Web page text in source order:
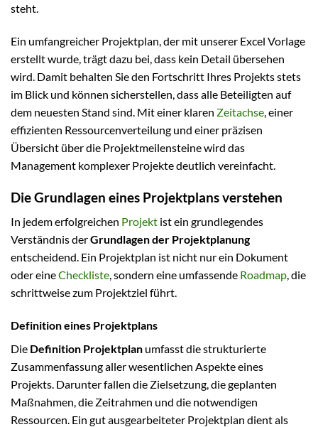
steht.
Ein umfangreicher Projektplan, der mit unserer Excel Vorlage
erstellt wurde, trägt dazu bei, dass kein Detail übersehen
wird. Damit behalten Sie den Fortschritt Ihres Projekts stets
im Blick und können sicherstellen, dass alle Beteiligten auf
dem neuesten Stand sind. Mit einer klaren Zeitachse , einer
effizienten Ressourcenverteilung und einer präzisen
Übersicht über die Projektmeilensteine wird das
Management komplexer Projekte deutlich vereinfacht.
Die Grundlagen eines Projektplans verstehen
In jedem erfolgreichen Projekt ist ein grundlegendes
Verständnis derGrundlagen der Projektplanung
entscheidend. Ein Projektplan ist nicht nur ein Dokument
oder eineCheckliste, sondern eine umfassende Roadmap, die
schrittweise zum Projektziel führt.
Definition eines Projektplans
Die Definition Projektplan umfasst die strukturierte
Zusammenfassung aller wesentlichen Aspekte eines
Projekts. Darunter fallen die Zielsetzung, die geplanten
Maßnahmen, die Zeitrahmen und die notwendigen
Ressourcen. Ein gut ausgearbeiteter Projektplan dient als